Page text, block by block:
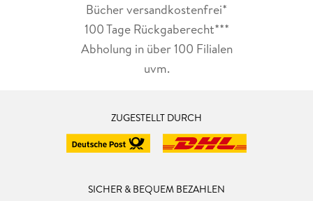
Bücher versandkostenfrei*
100 Tage Rückgaberecht***
Abholung in über 100 Filialen
uvm.
ZUGESTELLT DURCH
SICHER & BEQUEM BEZAHLEN